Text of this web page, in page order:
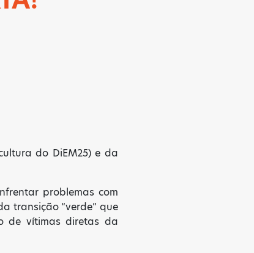
do DiEM25) e da
problemas com
transição “verde” que
de vítimas diretas da